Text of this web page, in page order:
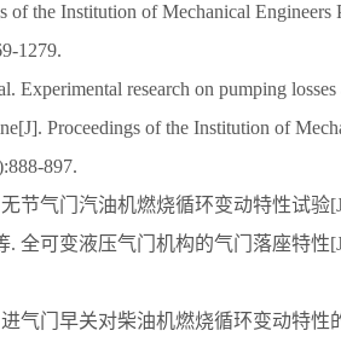
of the Institution of Mechanical
1279.
Experimental research on pumping
Proceedings of the Institution of
897.
节气门汽油机燃烧循环变动特性试验
全可变液压气门机构的气门落座特性
气门早关对柴油机燃烧循环变动特性